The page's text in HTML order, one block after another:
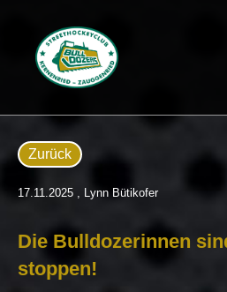
Zurück
17.11.2025 , Lynn Bütikofer
Die Bulldozerinnen
stoppen!